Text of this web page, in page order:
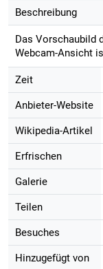
Beschreibung
Das Vorschaubild
Webcam-Ansicht
Zeit
Anbieter-Website
Wikipedia-Artikel
Erfrischen
Galerie
Teilen
Besuches
Hinzugefügt von